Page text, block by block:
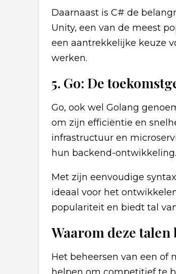
Daarnaast is C# de
Unity, een van de meest
een aantrekkelijke keuze
werken.
5. Go: De
Go, ook wel Golang
om zijn efficiëntie en
infrastructuur en
hun backend-ontwikkeling.
Met zijn eenvoudige
ideaal voor het
populariteit en biedt tal
Waarom deze
Het beheersen van een of